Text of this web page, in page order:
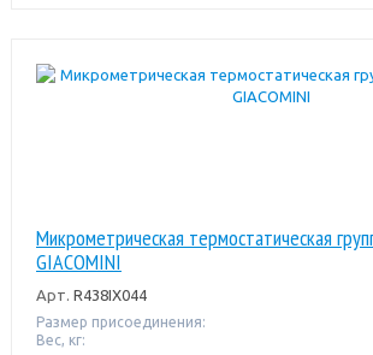
Микрометрическая термостатическая
GIACOMINI
Арт. R438IX044
Размер присоединения:
Вес, кг: